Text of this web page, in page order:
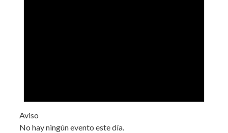
Aviso
No hay ningún evento este día.